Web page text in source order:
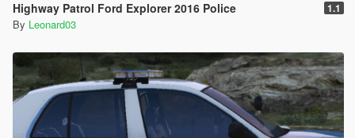
Highway Patrol Ford Explorer 2016 Police 1.1
By Leonard03